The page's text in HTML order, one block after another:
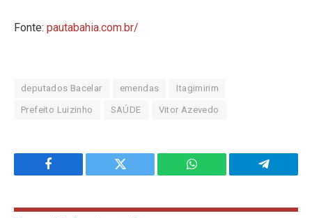
Fonte: pautabahia.com.br/
deputados Bacelar emendas Itagimirim
Prefeito Luizinho SAÚDE Vitor Azevedo
Facebook Twitter WhatsApp Telegram